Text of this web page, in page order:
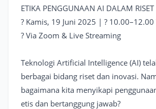
ETIKA PENGGUNAAN AI DALAM
? Kamis, 19 Juni 2025 | ? 10.00–12.00
? Via Zoom & Live Streaming
Teknologi Artificial Intelligence (AI)
berbagai bidang riset dan inovasi.
bagaimana kita menyikapi
etis dan bertanggung jawab?